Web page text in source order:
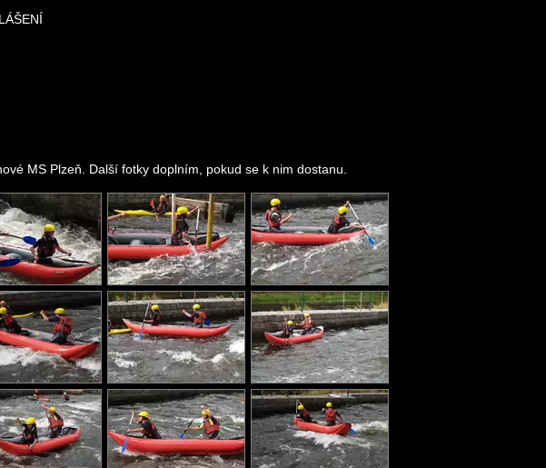
MS Plzeň. Další fotky doplním, pokud se k nim dostanu.